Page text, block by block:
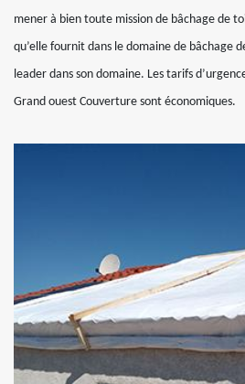
mener à bien toute mission de bâchage de
qu’elle fournit dans le domaine de bâchage
leader dans son domaine. Les tarifs
Grand ouest Couverture sont économiques.